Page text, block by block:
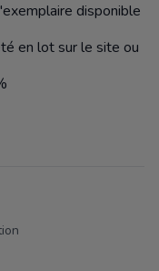
disponible
en lot sur le site ou